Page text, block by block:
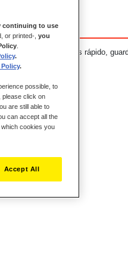
beneficios: Pago más rápido,
más.
continuing to use
or printed-, you
.
.
possible, to
please click on
are still able to
can accept all the
which cookies you
Accept All